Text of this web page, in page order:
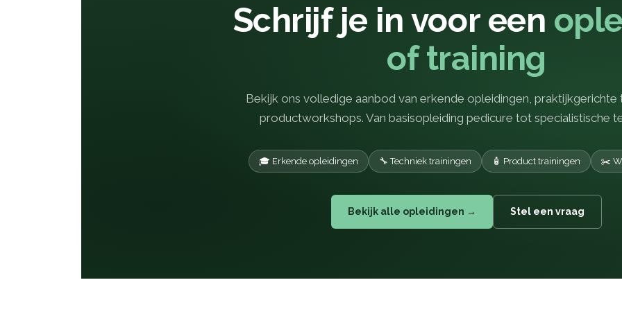
Schrijf je in voor een
of training
Bekijk ons volledige aanbod van erkende opleidingen, praktijkgerichte
productworkshops. Van basisopleiding pedicure tot specialistische
🎓 Erkende opleidingen 🔧 Techniek trainingen 🧴 Product trainingen ✂️
Bekijk alle opleidingen → Stel een vraag